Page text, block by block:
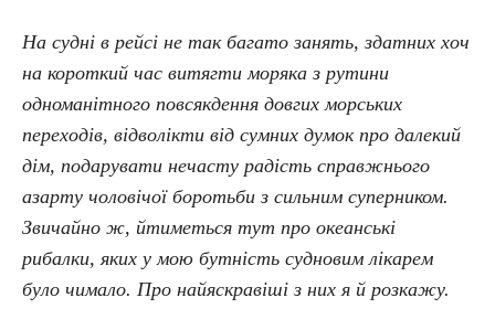
На судні в рейсі не так багато занять, здатних хоч
на короткий час витягти моряка з рутини
одноманітного повсякдення довгих морських
переходів, відволікти від сумних думок про далекий
дім, подарувати нечасту радість справжнього
азарту чоловічої боротьби з сильним суперником.
Звичайно ж, йтиметься тут про океанські
рибалки, яких у мою бутність судновим лікарем
було чимало. Про найяскравіші з них я й розкажу.